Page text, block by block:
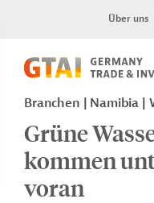
Über uns
Branchen | Namibia |
Grüne
kommen
voran